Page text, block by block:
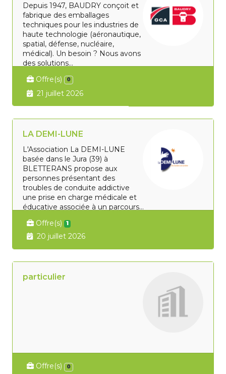
Depuis 1947, BAUDRY conçoit et
fabrique des emballages
techniques pour les industries de
haute technologie (aéronautique,
spatial, défense, nucléaire,
médical). Un besoin ? Nous avons
des solutions...
Offre(s) 0
21 juillet 2026
LA DEMI-LUNE
L'Association La DEMI-LUNE
basée dans le Jura (39) à
BLETTERANS propose aux
personnes présentant des
troubles de conduite addictive
une prise en charge médicale et
éducative associée à un parcours...
Offre(s) 1
20 juillet 2026
particulier
Offre(s) 0